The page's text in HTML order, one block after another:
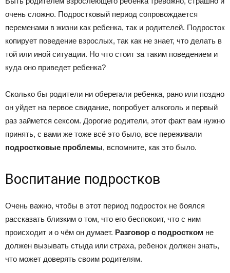
очень сложно. Подростковый период сопровождается
переменами в жизни как ребенка, так и родителей. Подросток
копирует поведение взрослых, так как не знает, что делать в
той или иной ситуации. Но что стоит за таким поведением и
куда оно приведет ребенка?
Сколько бы родители ни оберегали ребенка, рано или поздно
он уйдет на первое свидание, попробует алкоголь и первый
раз займется сексом. Дорогие родители, этот факт вам нужно
принять, с вами же тоже всё это было, все переживали
подростковые проблемы, вспомните, как это было.
Воспитание подростков
Очень важно, чтобы в этот период подросток не боялся
рассказать близким о том, что его беспокоит, что с ним
происходит и о чём он думает. Разговор с подростком не
должен вызывать стыда или страха, ребенок должен знать,
что может доверять своим родителям.